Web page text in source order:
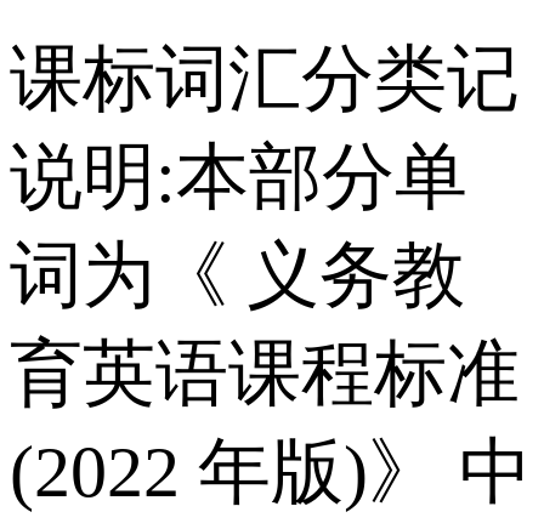
课标词汇分类记
说明:本部分单
词为《 义务教
育英语课程标准
(2022 年版)》 中